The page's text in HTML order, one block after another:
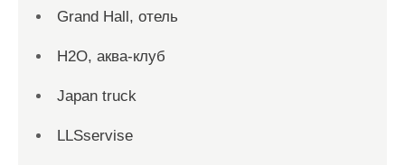
Grand Hall, отель
H2O, аква-клуб
Japan truck
LLSservise